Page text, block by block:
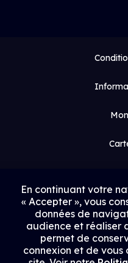
En continuant votre
« Accepter », vous
données de
audience et réaliser
permet de
connexion et de vous